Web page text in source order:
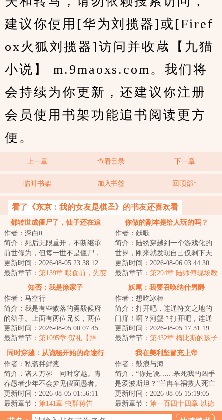
建议你使用[华为刘揽器]或[Firef
ox火狐刘揽器]访问并收蔵【九猫
小说】 m.9maoxs.com。我们将
会持续为你更新，还建议你注册
会员使用书架功能追书阅读更方
便。
上一章 查看目录 下一章
临时书架 加入书签 回顶部↑
看了《东京：我的女友是棋圣》的书友还喜欢看
都转世成僵尸了，仙子还在追
作者：深白0
简介：死后无限重开，不断继承
前世修为，但每一世不是僵尸，
就是行尸、妖尸、活尸、水尸、
艳尸、山村老尸...
更新时间：2026-08-05 23:38:12
最新章节： 第139章 喂食前，先变
你做的副本是给人玩的吗？
作者：献歌
简介：陆绣穿越到一个游戏化的
世界，刚来就发现自己仅剩下天
可活了。她不敢下副本赚生存天
数，因为不适应...
更新时间：2026-08-06 03:44:30
最新章节： 第294章 陆师傅现场教
学(一万二求下月票……)
知否：我是徐家子
作者：马空行
简介：我是有些败落的勇毅候府
的幼子。上面有两位兄长，两位
姐姐。因为吃面来到这“吃人”的知
否的世界，...
更新时间：2026-08-05 00:07:45
最新章节： 第1095章 贺礼【拜
谢！再拜！欠更59k】
妖尾：我要召唤纳什男爵
作者：想吃冰棒
简介：打开吧，连通符文之地的
门扉！啊？河蟹？打开吧，连通
符文之地的门扉！啊？三狼？后
面不会是……果...
更新时间：2026-08-05 17:31:19
最新章节： 第432章 梅比斯的孩子
同时穿越：从诡秘开始的命途行
者
作者：私斋拌鲜葱
简介：诸天万界，同时穿越。青
春愚者少年不会梦见假面愚者。
当唯物主义天使看见神话生物。
现在登场的是史...
更新时间：2026-08-05 01:56:11
最新章节： 第141章 虫群祷告
我在美利坚冒充上帝
作者：鼓浪与海
简介：“你是说……杀死我的凶手
是爱波斯坦？”兰冉车祸救人死亡
后穿越到平行世界的美利坚，醒
来正赶上自...
更新时间：2026-08-05 15:19:05
最新章节： 第一百四十四章 以德
服人